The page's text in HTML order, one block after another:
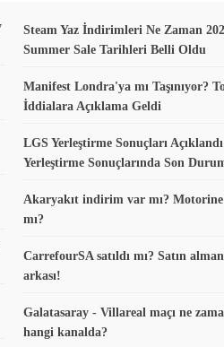
Steam Yaz İndirimleri Ne Zaman
Summer Sale Tarihleri Belli Oldu
Manifest Londra'ya mı Taşınıyor?
İddialara Açıklama Geldi
LGS Yerleştirme Sonuçları
Yerleştirme Sonuçlarında Son
Akaryakıt indirim var mı?
mı?
CarrefourSA satıldı mı? Satın
arkası!
Galatasaray - Villareal maçı ne
hangi kanalda?